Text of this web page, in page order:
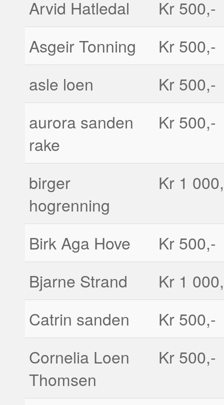
Arvid Hatledal
Kr 500,-
Asgeir Tonning
Kr 500,-
asle loen
Kr 500,-
aurora sanden
rake
Kr 500,-
birger
hogrenning
Kr 1
Birk Aga Hove
Kr 500,-
Bjarne Strand
Kr 1
Catrin sanden
Kr 500,-
Cornelia Loen
Thomsen
Kr 500,-